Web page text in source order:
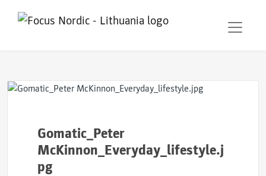
Gomatic_Peter
McKinnon_Everyday_lifestyle.j
pg